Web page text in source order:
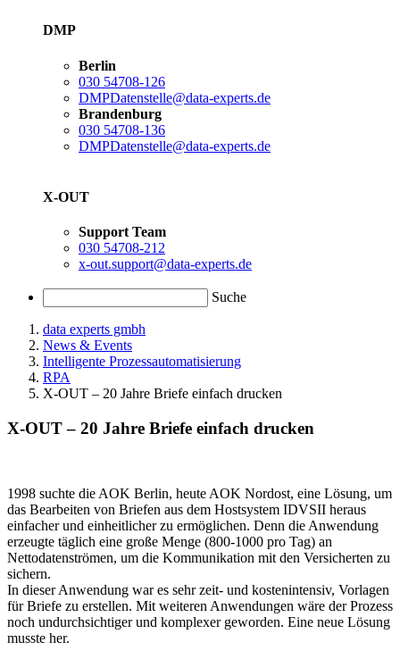
DMP
Berlin
030 54708-126
DMPDatenstelle@data-experts.de
Brandenburg
030 54708-136
DMPDatenstelle@data-experts.de
X-OUT
Support Team
030 54708-212
x-out.support@data-experts.de
Suche
data experts gmbh
News & Events
Intelligente Prozessautomatisierung
RPA
X-OUT – 20 Jahre Briefe einfach drucken
X-OUT – 20 Jahre Briefe einfach drucken
1998 suchte die AOK Berlin, heute AOK Nordost, eine Lösung, um
das Bearbeiten von Briefen aus dem Hostsystem IDVSII heraus
einfacher und einheitlicher zu ermöglichen. Denn die Anwendung
erzeugte täglich eine große Menge (800-1000 pro Tag) an
Nettodatenströmen, um die Kommunikation mit den Versicherten zu
sichern.
In dieser Anwendung war es sehr zeit- und kostenintensiv, Vorlagen
für Briefe zu erstellen. Mit weiteren Anwendungen wäre der Prozess
noch undurchsichtiger und komplexer geworden. Eine neue Lösung
musste her.